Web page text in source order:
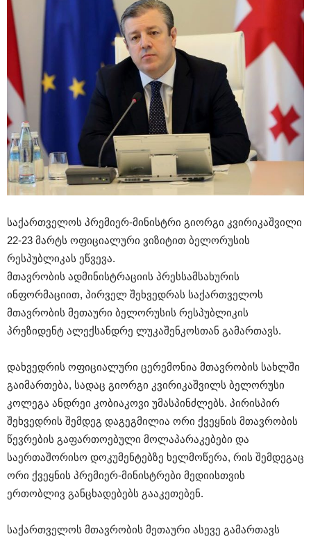
საქართველოს პრემიერ-მინისტრი გიორგი კვირიკაშვილი
22-23 მარტს ოფიციალური ვიზიტით ბელორუსის
რესპუბლიკას ეწვევა.
მთავრობის ადმინისტრაციის პრესსამსახურის
ინფორმაციით, პირველ შეხვედრას საქართველოს
მთავრობის მეთაური ბელორუსის რესპუბლიკის
პრეზიდენტ ალექსანდრე ლუკაშენკოსთან გამართავს.
დახვედრის ოფიციალური ცერემონია მთავრობის სახლში
გაიმართება, სადაც გიორგი კვირიკაშვილს ბელორუსი
კოლეგა ანდრეი კობიაკოვი უმასპინძლებს. პირისპირ
შეხვედრის შემდეგ დაგეგმილია ორი ქვეყნის მთავრობის
წევრების გაფართოებული მოლაპარაკებები და
საერთაშორისო დოკუმენტებზე ხელმოწერა, რის შემდეგაც
ორი ქვეყნის პრემიერ-მინისტრები მედიისთვის
ერთობლივ განცხადებებს გააკეთებენ.
საქართველოს მთავრობის მეთაური ასევე გამართავს